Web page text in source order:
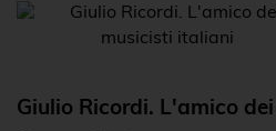
Giulio Ricordi. L'amico